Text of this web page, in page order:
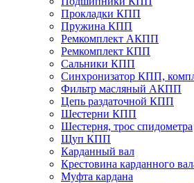
Прокладки КПП
Пружина КПП
Ремкомплект АКПП
Ремкомплект КПП
Сальники КПП
Синхронизатор КПП,
Фильтр масляный АКПП
Цепь раздаточной КПП
Шестерни КПП
Шестерня, трос спидометра
Щуп КПП
Карданный вал
Крестовина карданного
Муфта кардана